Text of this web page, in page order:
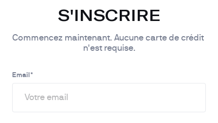
S'INSCRIRE
Commencez maintenant. Aucune carte de crédit
n'est requise.
Email *